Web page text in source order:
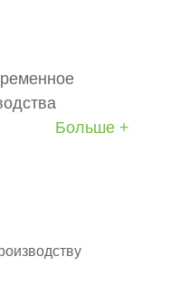
Больше +